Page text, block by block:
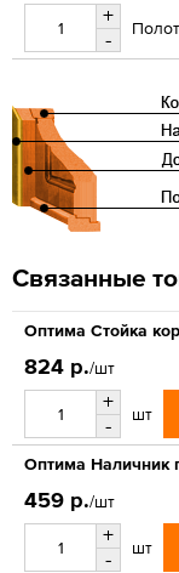
+
-
Связанные
Оптима Стойка
824 р./шт
+
-
шт
Оптима Наличник
459 р./шт
+
-
шт